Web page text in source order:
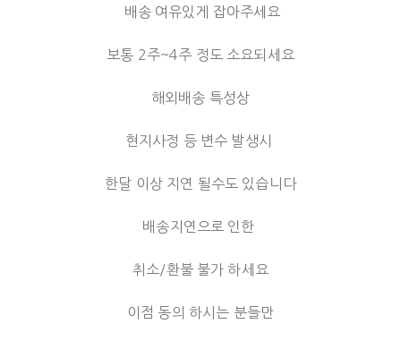
배송 여유있게 잡아주세요
보통 2주~4주 정도 소요되세요
해외배송 특성상
현지사정 등 변수 발생시
한달 이상 지연 될수도 있습니다
배송지연으로 인한
취소/환불 불가 하세요
이점 동의 하시는 분들만